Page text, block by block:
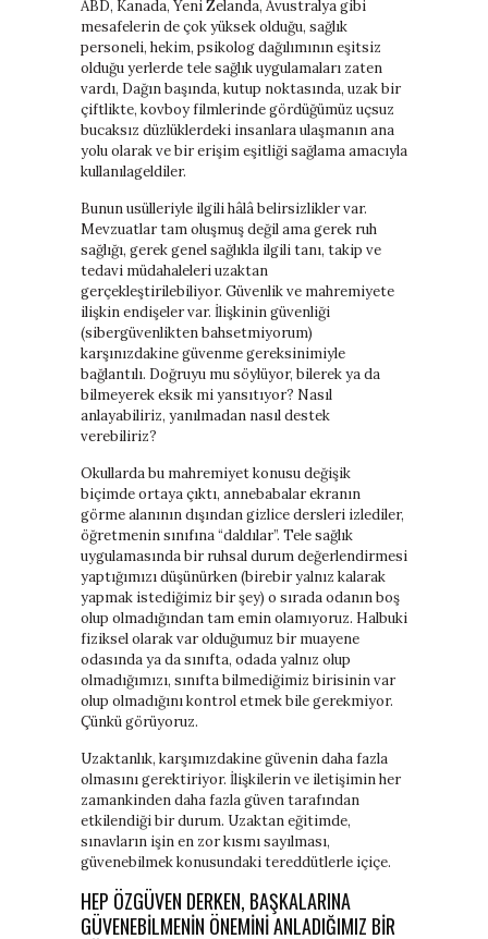
ABD, Kanada, Yeni Zelanda, Avustralya gibi
mesafelerin de çok yüksek olduğu, sağlık
personeli, hekim, psikolog dağılımının eşitsiz
olduğu yerlerde tele sağlık uygulamaları zaten
vardı, Dağın başında, kutup noktasında, uzak bir
çiftlikte, kovboy filmlerinde gördüğümüz uçsuz
bucaksız düzlüklerdeki insanlara ulaşmanın ana
yolu olarak ve bir erişim eşitliği sağlama amacıyla
kullanılageldiler.
Bunun usülleriyle ilgili hâlâ belirsizlikler var.
Mevzuatlar tam oluşmuş değil ama gerek ruh
sağlığı, gerek genel sağlıkla ilgili tanı, takip ve
tedavi müdahaleleri uzaktan
gerçekleştirilebiliyor. Güvenlik ve mahremiyete
ilişkin endişeler var. İlişkinin güvenliği
(sibergüvenlikten bahsetmiyorum)
karşınızdakine güvenme gereksinimiyle
bağlantılı. Doğruyu mu söylüyor, bilerek ya da
bilmeyerek eksik mi yansıtıyor? Nasıl
anlayabiliriz, yanılmadan nasıl destek
verebiliriz?
Okullarda bu mahremiyet konusu değişik
biçimde ortaya çıktı, annebabalar ekranın
görme alanının dışından gizlice dersleri izlediler,
öğretmenin sınıfına “daldılar”. Tele sağlık
uygulamasında bir ruhsal durum değerlendirmesi
yaptığımızı düşünürken (birebir yalnız kalarak
yapmak istediğimiz bir şey) o sırada odanın boş
olup olmadığından tam emin olamıyoruz. Halbuki
fiziksel olarak var olduğumuz bir muayene
odasında ya da sınıfta, odada yalnız olup
olmadığımızı, sınıfta bilmediğimiz birisinin var
olup olmadığını kontrol etmek bile gerekmiyor.
Çünkü görüyoruz.
Uzaktanlık, karşımızdakine güvenin daha fazla
olmasını gerektiriyor. İlişkilerin ve iletişimin her
zamankinden daha fazla güven tarafından
etkilendiği bir durum. Uzaktan eğitimde,
sınavların işin en zor kısmı sayılması,
güvenebilmek konusundaki tereddütlerle içiçe.
HEP ÖZGÜVEN DERKEN, BAŞKALARINA
GÜVENEBILMENIN ÖNEMINI ANLADIĞIMIZ BIR